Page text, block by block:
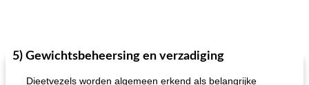
5) Gewichtsbeheersing en verzadiging
Dieetvezels worden algemeen erkend als belangrijke